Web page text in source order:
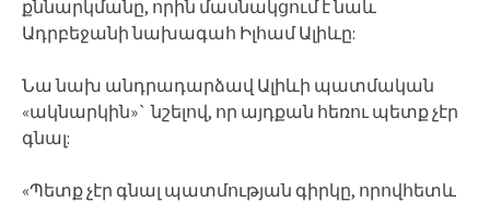
քննարկմանը, որին մասնակցում է նաև
Ադրբեջանի նախագահ Իլհամ Ալիևը:
Նա նախ անդրադարձավ Ալիևի պատմական
«ակնարկին»` նշելով, որ այդքան հեռու պետք չէր
գնալ:
«Պետք չէր գնալ պատմության գիրկը, որովհետև